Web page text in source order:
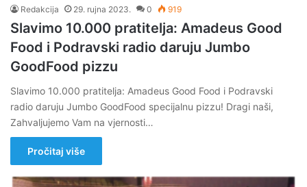
Redakcija 29. rujna 2023. 0 919
Slavimo 10.000 pratitelja: Amadeus Good
Food i Podravski radio daruju Jumbo
GoodFood pizzu
Slavimo 10.000 pratitelja: Amadeus Good Food i Podravski
radio daruju Jumbo GoodFood specijalnu pizzu! Dragi naši,
Zahvaljujemo Vam na vjernosti…
Pročitaj više